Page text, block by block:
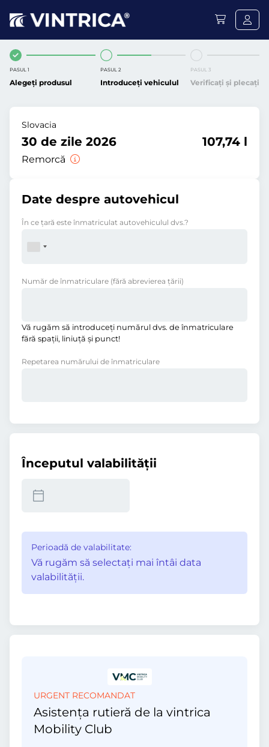
PASUL 1
Alegeți produsul
PASUL 2
Introduceți vehiculul
PASUL 3
Verificați și plecați
Slovacia
30 de zile 2026
Remorcă
107,74 l
Date despre autovehicul
În ce ţară este înmatriculat autovehiculul dvs.?
Număr de înmatriculare (fără abrevierea ţării)
Vă rugăm să introduceţi numărul dvs. de înmatriculare
fără spații, liniuţă și punct!
Repetarea numărului de înmatriculare
Începutul valabilităţii
Perioadă de valabilitate:
Vă rugăm să selectaţi mai întâi data
valabilităţii.
URGENT RECOMANDAT
Asistența rutieră de la vintrica
Mobility Club